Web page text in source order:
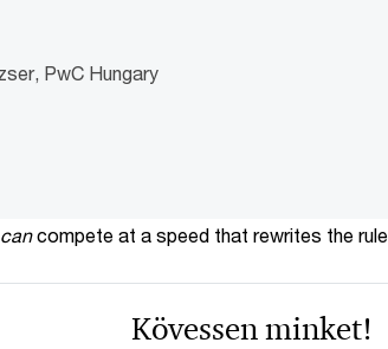
PwC Hungary
compete at a speed that rewrites the
Kövessen minket!